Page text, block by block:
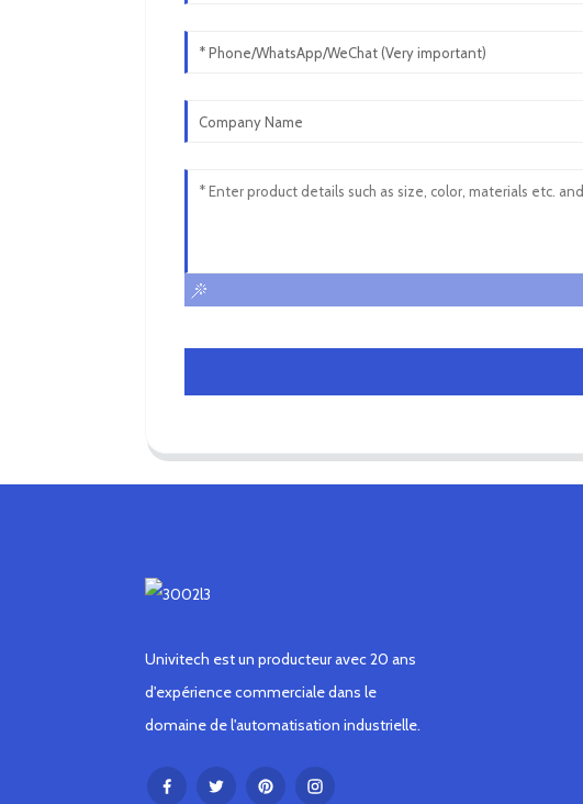
Univitech est un producteur avec 20 ans
d'expérience commerciale dans le
domaine de l'automatisation industrielle.